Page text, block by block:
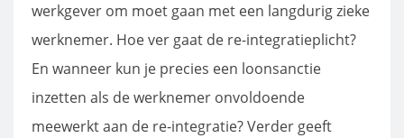
werkgever om moet gaan met een langdurig zieke
werknemer. Hoe ver gaat de re-integratieplicht?
En wanneer kun je precies een loonsanctie
inzetten als de werknemer onvoldoende
meewerkt aan de re-integratie? Verder geeft